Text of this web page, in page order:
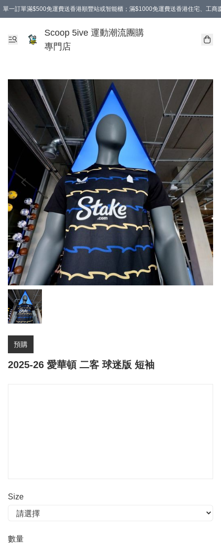
單一訂單滿$500免運費送香港順豐站或智能櫃；滿$1000免運費送香港住宅、工商
Scoop 5ive 運動潮流團購
專門店
預購
2025-26 愛華頓 二客 球迷版 短袖
Size
數量